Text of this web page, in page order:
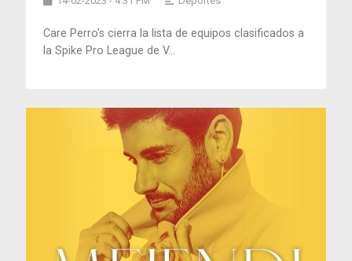
Care Perro's cierra la lista de equipos clasificados a
la Spike Pro League de V...